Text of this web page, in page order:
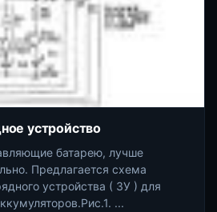
устройство
батарею, лучше
Предлагается схема
устройства ( ЗУ ) для
...